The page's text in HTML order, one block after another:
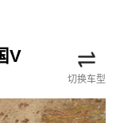
V
切换车型